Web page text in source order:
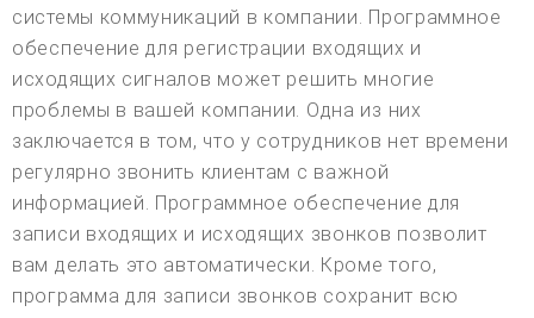
системы коммуникаций в компании. Программное
обеспечение для регистрации входящих и
исходящих сигналов может решить многие
проблемы в вашей компании. Одна из них
заключается в том, что у сотрудников нет времени
регулярно звонить клиентам с важной
информацией. Программное обеспечение для
записи входящих и исходящих звонков позволит
вам делать это автоматически. Кроме того,
программа для записи звонков сохранит всю